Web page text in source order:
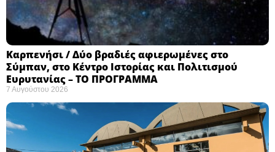
Καρπενήσι / Δύο βραδιές αφιερωμένες στο
Σύμπαν, στο Κέντρο Ιστορίας και Πολιτισμού
Ευρυτανίας – ΤΟ ΠΡΟΓΡΑΜΜΑ
7 Αυγούστου 2026